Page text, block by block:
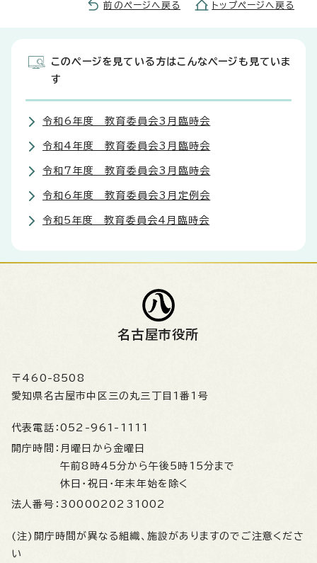
前のページへ戻る トップページへ戻る
このページを見ている方はこんなページも見ていま
す
令和6年度 教育委員会3月臨時会
令和4年度 教育委員会3月臨時会
令和7年度 教育委員会3月臨時会
令和6年度 教育委員会3月定例会
令和5年度 教育委員会4月臨時会
名古屋市役所
〒460-8508
愛知県名古屋市中区三の丸三丁目1番1号
代表電話： 052-961-1111
開庁時間： 月曜日から金曜日
午前8時45分から午後5時15分まで
休日・祝日・年末年始を除く
法人番号： 3000020231002
(注)開庁時間が異なる組織、施設がありますのでご注意くださ
い